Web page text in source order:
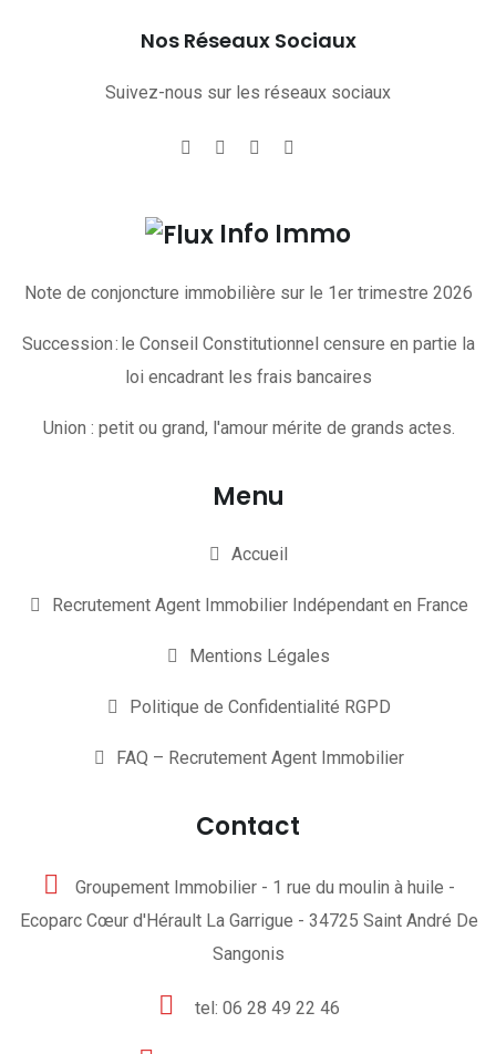
Nos Réseaux Sociaux
Suivez-nous sur les réseaux sociaux
Info Immo
Note de conjoncture immobilière sur le 1er trimestre 2026
Succession : le Conseil Constitutionnel censure en partie la
loi encadrant les frais bancaires
Union : petit ou grand, l'amour mérite de grands actes.
Menu
Accueil
Recrutement Agent Immobilier Indépendant en France
Mentions Légales
Politique de Confidentialité RGPD
FAQ – Recrutement Agent Immobilier
Contact
Groupement Immobilier - 1 rue du moulin à huile -
Ecoparc Cœur d'Hérault La Garrigue - 34725 Saint André De
Sangonis
tel: 06 28 49 22 46